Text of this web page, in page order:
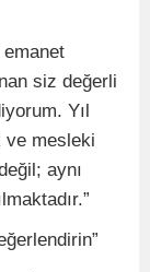
emanet
siz değerli
Yıl
ve mesleki
aynı